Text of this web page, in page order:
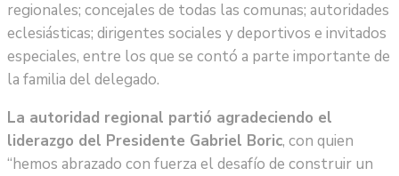
regionales; concejales de todas las comunas; autoridades
eclesiásticas; dirigentes sociales y deportivos e invitados
especiales, entre los que se contó a parte importante de
la familia del delegado.
La autoridad regional partió agradeciendo el
liderazgo del Presidente Gabriel Boric, con quien
“hemos abrazado con fuerza el desafío de construir un